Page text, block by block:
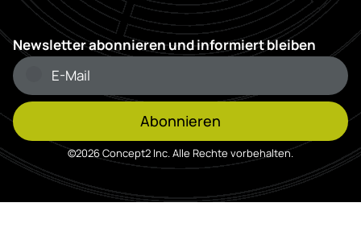
Newsletter abonnieren und informiert bleiben
Abonnieren
©2026 Concept2 Inc. Alle Rechte vorbehalten.